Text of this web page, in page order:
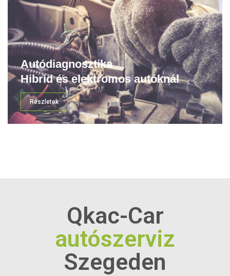
Autódiagnosztika
Hibrid és elektromos autóknál
Részletek
Qkac-Car
autószerviz
Szegeden